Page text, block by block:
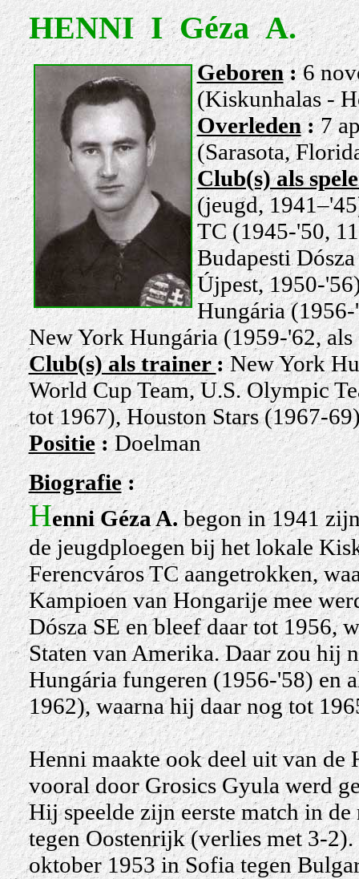
HENNI I Géza A.
Geboren:6
(Kiskunhalas -
Overleden:7
(Sarasota,
Club(s) als
(jeugd,
TC (1945-'50,
Budapesti
Újpest, 1950-
Hungária (1956-
New York Hungária (1959-'62, als
Club(s) als trainer:New York
World Cup Team, U.S. Olympic
tot 1967), Houston Stars (1967-
Positie:Doelman
Biografie:
Henni Géza A.begon in 1941
de jeugdploegen bij het lokale
Ferencváros TC aangetrokken,
Kampioen van Hongarije mee
Dósza SEen bleef daar tot 1956,
Staten van Amerika. Daar zou hij
Hungáriafungeren (1956-'58) en
1962), waarna hij daar nog tot
Henni maakte ook deel uit van de
vooral door Grosics Gyula werd
Hij speelde zijn eerste match in
tegen Oostenrijk (verlies met 3-
oktober 1953 in Sofia tegen